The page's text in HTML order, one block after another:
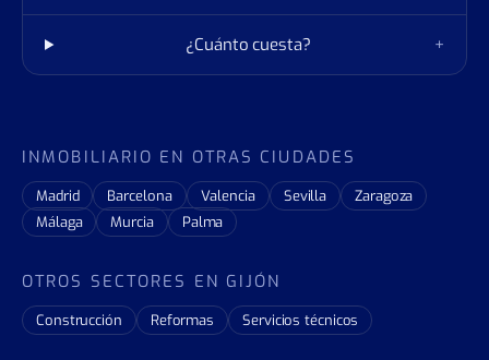
¿Cuánto cuesta? +
INMOBILIARIO EN OTRAS CIUDADES
Madrid Barcelona Valencia Sevilla
Zaragoza
Málaga
Murcia Palma
OTROS SECTORES EN GIJÓN
Construcción Reformas Servicios técnicos